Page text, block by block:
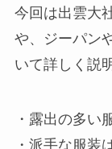
今回は出雲大
や、ジーパン
いて詳しく説
・露出の多い
・派手な服装